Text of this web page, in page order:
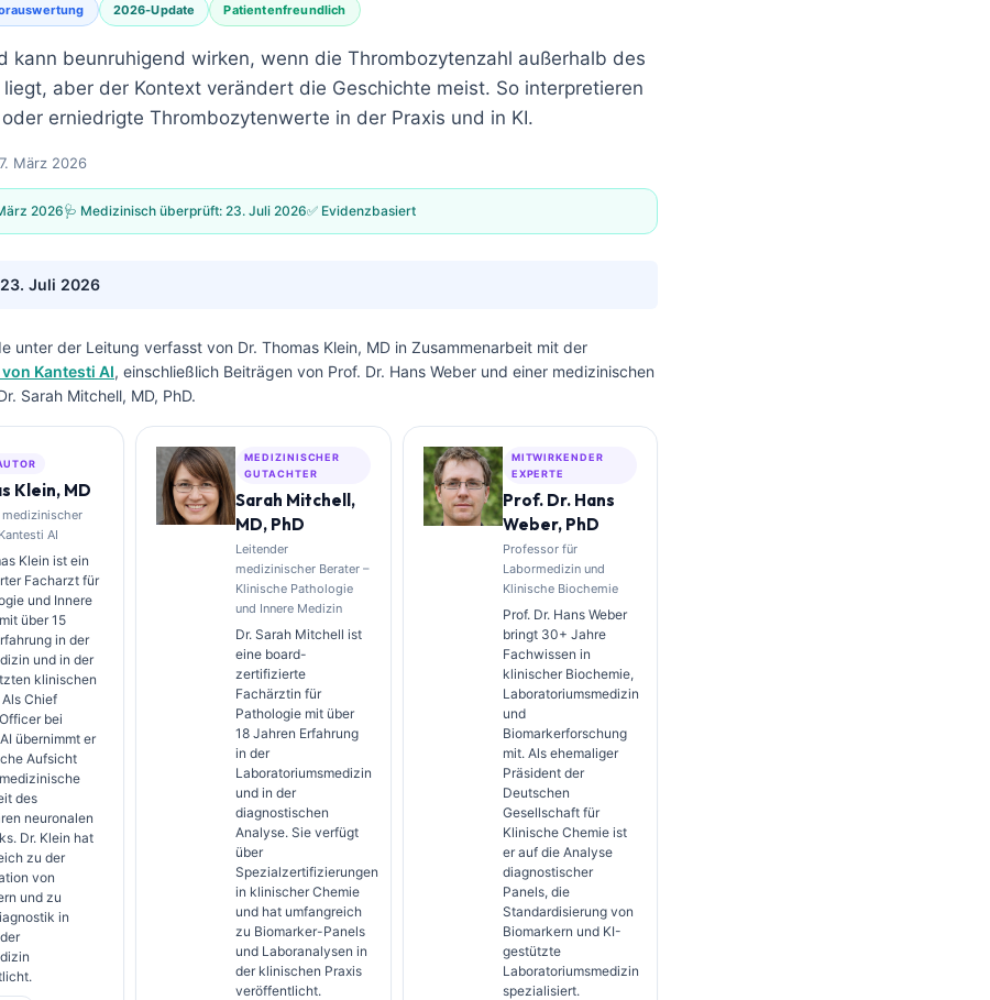
2026-Update Patientenfreundlich
kann beunruhigend wirken, wenn die Thrombozytenzahl außerhalb des
aber der Kontext verändert die Geschichte meist. So interpretieren
erniedrigte Thrombozytenwerte in der Praxis und in KI.
März 2026
2026🩺 Medizinisch überprüft: 23. Juli 2026✅ Evidenzbasiert
23. Juli 2026
unter der Leitung verfasst von Dr. Thomas Klein, MD in Zusammenarbeit mit der
Kantesti AI, einschließlich Beiträgen von Prof. Dr. Hans Weber und einer medizinischen
Sarah Mitchell, MD, PhD.
Klein, MD
medizinischer
AI
Klein ist ein
Facharzt für
und Innere
über 15
in der
und in der
klinischen
Chief
bei
übernimmt er
Aufsicht
des
neuronalen
Dr. Klein hat
zu der
von
und zu
in
MEDIZINISCHER
GUTACHTER
Sarah Mitchell,
MD, PhD
Leitender
medizinischer Berater –
Klinische Pathologie
und Innere Medizin
Dr. Sarah Mitchell ist
eine board-
zertifizierte
Fachärztin für
Pathologie mit über
18 Jahren Erfahrung
in der
Laboratoriumsmedizin
und in der
diagnostischen
Analyse. Sie verfügt
über
Spezialzertifizierungen
in klinischer Chemie
und hat umfangreich
zu Biomarker-Panels
und Laboranalysen in
der klinischen Praxis
veröffentlicht.
MITWIRKENDER
EXPERTE
Prof. Dr. Hans
Weber, PhD
Professor für
Labormedizin und
Klinische Biochemie
Prof. Dr. Hans Weber
bringt 30+ Jahre
Fachwissen in
klinischer Biochemie,
Laboratoriumsmedizin
und
Biomarkerforschung
mit. Als ehemaliger
Präsident der
Deutschen
Gesellschaft für
Klinische Chemie ist
er auf die Analyse
diagnostischer
Panels, die
Standardisierung von
Biomarkern und KI-
gestützte
Laboratoriumsmedizin
spezialisiert.